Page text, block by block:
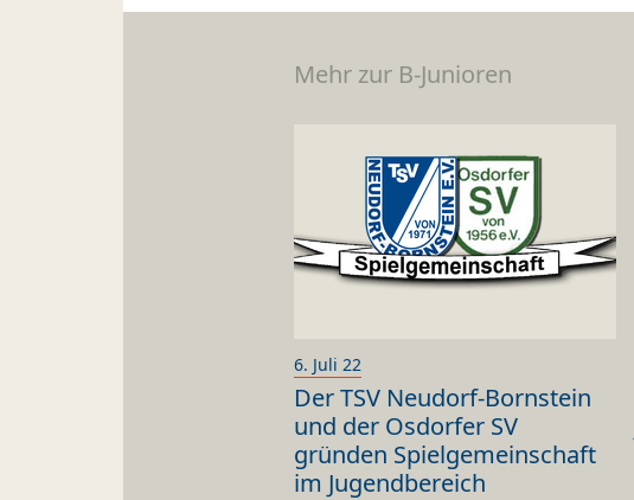
Mehr zur B-Junioren
6. Juli 22
Der TSV Neudorf-Bornstein
und der Osdorfer SV
gründen Spielgemeinschaft
im Jugendbereich